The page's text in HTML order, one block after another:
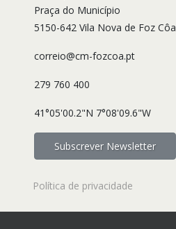
Praça do Município
5150-642 Vila Nova de Foz Côa
correio@cm-fozcoa.pt
279 760 400
41°05'00.2"N 7°08'09.6"W
Subscrever Newsletter
Política de privacidade